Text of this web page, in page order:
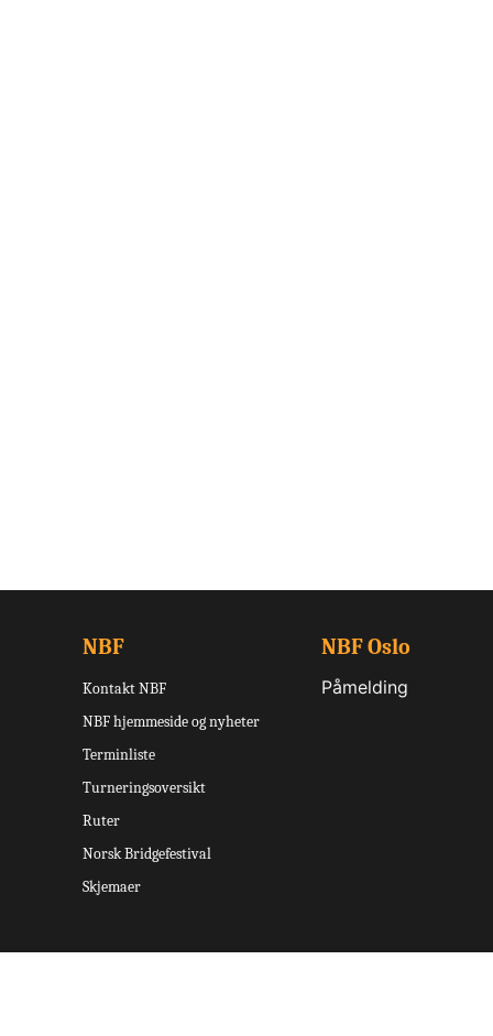
NBF
Kontakt NBF
NBF hjemmeside og nyheter
Terminliste
Turneringsoversikt
Ruter
Norsk Bridgefestival
Skjemaer
NBF Oslo
Påmelding